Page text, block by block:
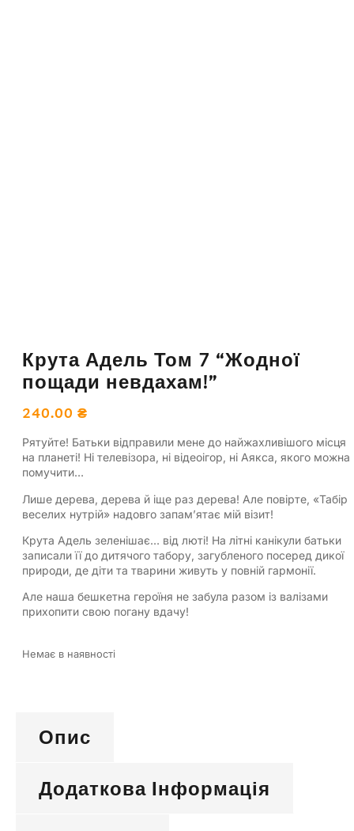
Крута Адель Том 7 “Жодної
пощади невдахам!”
240.00 ₴
Рятуйте! Батьки відправили мене до найжахливішого місця
на планеті! Ні телевізора, ні відеоігор, ні Аякса, якого можна
помучити…
Лише дерева, дерева й іще раз дерева! Але повірте, «Табір
веселих нутрій» надовго запам’ятає мій візит!
Крута Адель зеленішає… від люті! На літні канікули батьки
записали її до дитячого табору, загубленого посеред дикої
природи, де діти та тварини живуть у повній гармонії.
Але наша бешкетна героїня не забула разом із валізами
прихопити свою погану вдачу!
Немає в наявності
Опис
Додаткова Інформація